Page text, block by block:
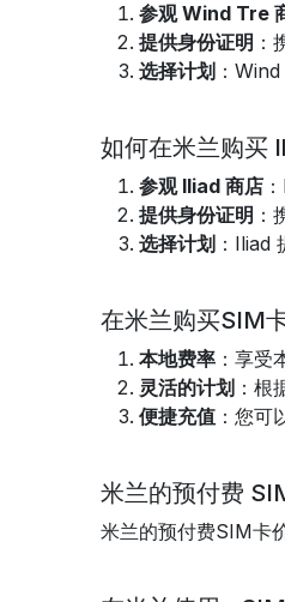
参观 Wind Tre
提供身份证明 ：
选择计划 ：
如何在米兰购买
参观 Iliad 商店
提供身份证明 ：
选择计划 ：Iliad
在米兰购买SIM
本地费率 ：享受
灵活的计划 ：根
便捷充值 ：您可
米兰的预付费
米兰的预付费SIM卡